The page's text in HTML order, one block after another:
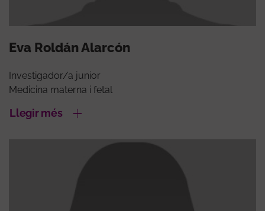
Eva Roldán Alarcón
Investigador/a junior
Medicina materna i fetal
Llegir més